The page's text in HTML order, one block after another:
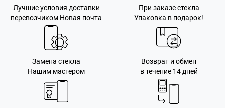
Лучшие условия доставки
перевозчиком Новая почта
При заказе стекла
Упаковка в подарок!
Замена стекла
Нашим мастером
Возврат и обмен
в течение 14 дней